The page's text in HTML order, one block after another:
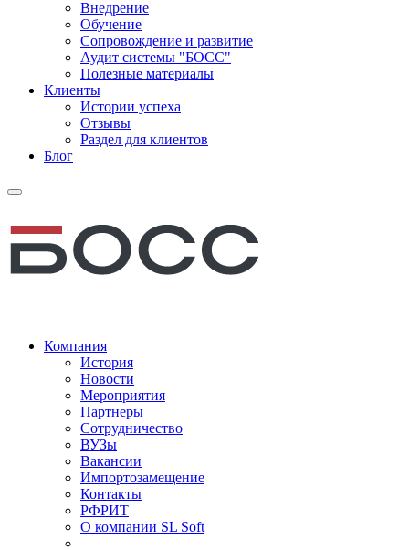
Внедрение
Обучение
Сопровождение и развитие
Аудит системы "БОСС"
Полезные материалы
Клиенты
Истории успеха
Отзывы
Раздел для клиентов
Блог
Компания
История
Новости
Мероприятия
Партнеры
Сотрудничество
ВУЗы
Вакансии
Импортозамещение
Контакты
РФРИТ
О компании SL Soft